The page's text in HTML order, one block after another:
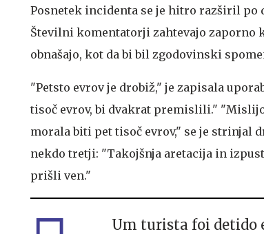
Posnetek incidenta se je hitro razširil
Številni komentatorji zahtevajo zaporno
obnašajo, kot da bi bil zgodovinski
"Petsto evrov je drobiž," je zapisala
tisoč evrov, bi dvakrat premislili."
morala biti pet tisoč evrov," se je strinjal
nekdo tretji: "Takojšnja aretacija in
prišli ven."
Um turista foi detido